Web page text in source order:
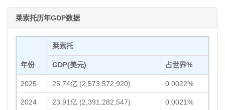
莱索托历年GDP数据
年份
莱索托
GDP(美元) 占世界%
2025 25.74亿 (2,573,572,920) 0.0022%
2024 23.91亿 (2,391,282,547) 0.0021%